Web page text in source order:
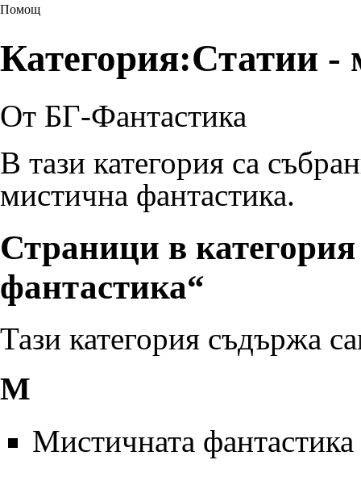
Помощ
Категория:Статии -
От БГ-Фантастика
В тази категория са
мистична фантастика.
Страници в
фантастика“
Тази категория съдържа
М
Мистичната